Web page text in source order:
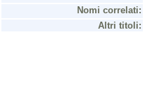
Nomi correlati:
Altri titoli: